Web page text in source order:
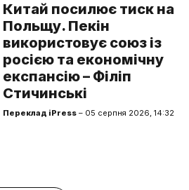
Китай посилює тиск на
Польщу. Пекін
використовує союз із
росією та економічну
експансію – Філіп
Стичинські
Переклад iPress – 05 серпня 2026, 14:32